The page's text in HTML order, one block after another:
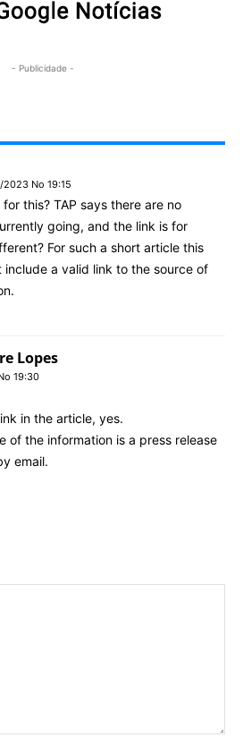
- Publicidade -
2023 No 19:15
this? TAP says there are no
going, and the link is for
For such a short article this
include a valid link to the source of
Lopes
19:30
in the article, yes.
of the information is a press release
email.